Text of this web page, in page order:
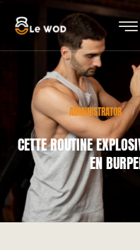
ADMINISTRATOR /
CETTE ROUTINE
EN